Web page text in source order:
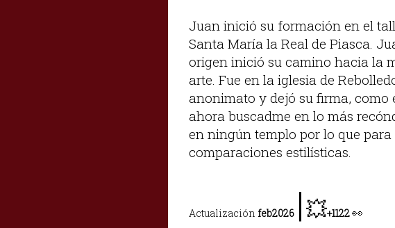
Juan inició su formación en el
Santa María la Real de Piasca.
origen inició su camino hacia la
arte. Fue en la iglesia de
anonimato y dejó su firma, como
ahora buscadme en lo más
en ningún templo por lo que
comparaciones estilísticas.
Actualización feb2026 |💥+1122👀